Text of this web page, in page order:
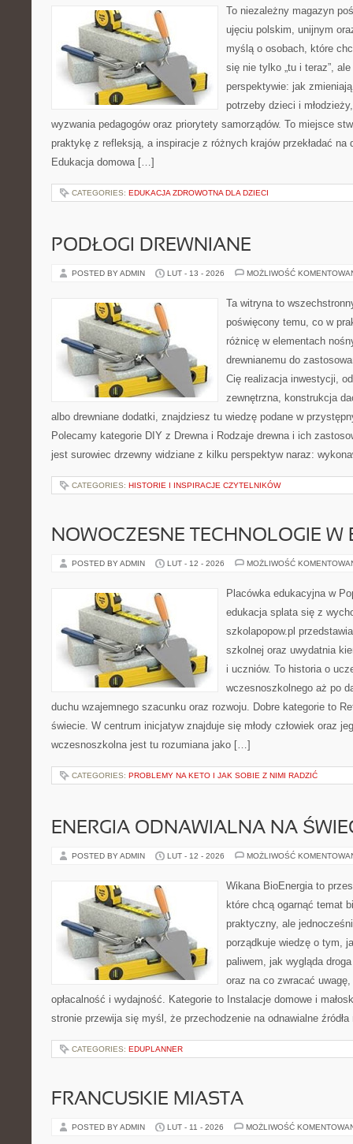
To niezależny magazyn
ujęciu polskim, unijnym
myślą o osobach, które
się nie tylko „tu i teraz”,
perspektywie: jak
potrzeby dzieci i
wyzwania pedagogów oraz priorytety samorządów. To miejsce
praktykę z refleksją, a inspiracje z różnych krajów przekładać na
Edukacja domowa […]
CATEGORIES: EDUKACJA ZDROWOTNA DLA DZIECI
PODŁOGI DREWNIANE
POSTED BY ADMIN LUT - 13 - 2026 MOŻLIWOŚĆ
Ta witryna to
poświęcony temu, co w
różnicę w elementach
drewnianemu do
Cię realizacja inwestycji,
zewnętrzna, konstrukcja
albo drewniane dodatki, znajdziesz tu wiedzę podane w
Polecamy kategorie DIY z Drewna i Rodzaje drewna i ich
jest surowiec drzewny widziane z kilku perspektyw naraz:
CATEGORIES: HISTORIE I INSPIRACJE CZYTELNIKÓW
NOWOCZESNE TECHNOLOGIE W
POSTED BY ADMIN LUT - 12 - 2026 MOŻLIWOŚĆ
Placówka edukacyjna w
edukacja splata się z
szkolapopow.pl
szkolnej oraz uwydatnia
i uczniów. To historia o
wczesnoszkolnego aż po
duchu wzajemnego szacunku oraz rozwoju. Dobre kategorie to
świecie. W centrum inicjatyw znajduje się młody człowiek oraz
wczesnoszkolna jest tu rozumiana jako […]
CATEGORIES: PROBLEMY NA KETO I JAK SOBIE Z NIMI RADZIĆ
ENERGIA ODNAWIALNA NA
POSTED BY ADMIN LUT - 12 - 2026 MOŻLIWOŚĆ
Wikana BioEnergia to
które chcą ogarnąć temat
praktyczny, ale
porządkuje wiedzę o tym,
paliwem, jak wygląda
oraz na co zwracać
opłacalność i wydajność. Kategorie to Instalacje domowe i
stronie przewija się myśl, że przechodzenie na odnawialne
CATEGORIES: EDUPLANNER
FRANCUSKIE MIASTA
POSTED BY ADMIN LUT - 11 - 2026 MOŻLIWOŚĆ